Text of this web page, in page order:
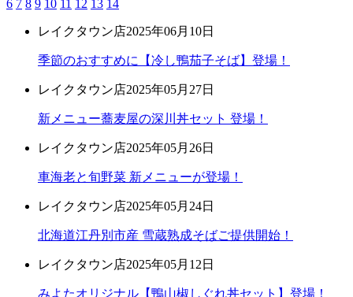
6 7 8 9 10 11 12 13 14
レイクタウン店2025年06月10日
季節のおすすめに【冷し鴨茄子そば】登場！
レイクタウン店2025年05月27日
新メニュー蕎麦屋の深川丼セット 登場！
レイクタウン店2025年05月26日
車海老と旬野菜 新メニューが登場！
レイクタウン店2025年05月24日
北海道江丹別市産 雪蔵熟成そばご提供開始！
レイクタウン店2025年05月12日
みよたオリジナル【鴨山椒しぐれ丼セット】登場！